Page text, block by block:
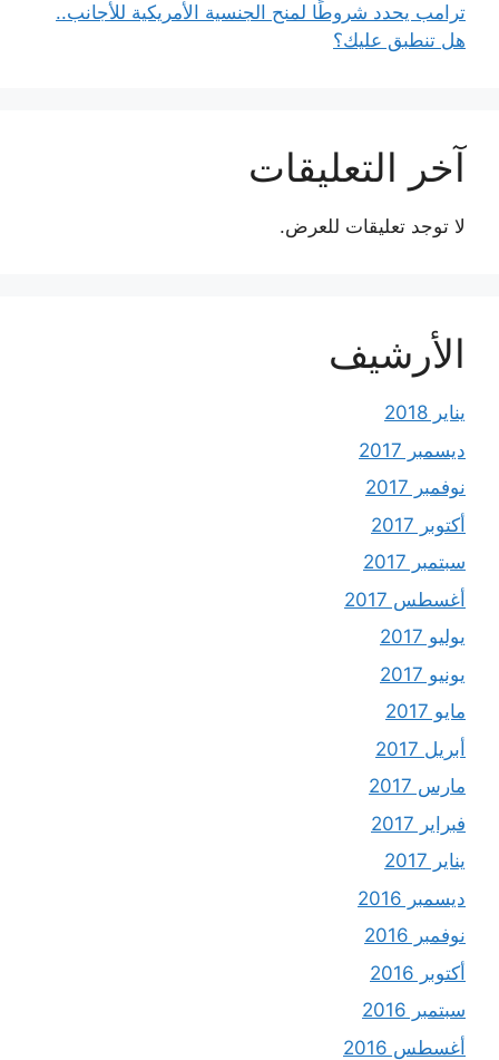
ترامب يحدد شروطًا لمنح الجنسية الأمريكية للأجانب..
هل تنطبق عليك؟
آخر التعليقات
لا توجد تعليقات للعرض.
الأرشيف
يناير 2018
ديسمبر 2017
نوفمبر 2017
أكتوبر 2017
سبتمبر 2017
أغسطس 2017
يوليو 2017
يونيو 2017
مايو 2017
أبريل 2017
مارس 2017
فبراير 2017
يناير 2017
ديسمبر 2016
نوفمبر 2016
أكتوبر 2016
سبتمبر 2016
أغسطس 2016